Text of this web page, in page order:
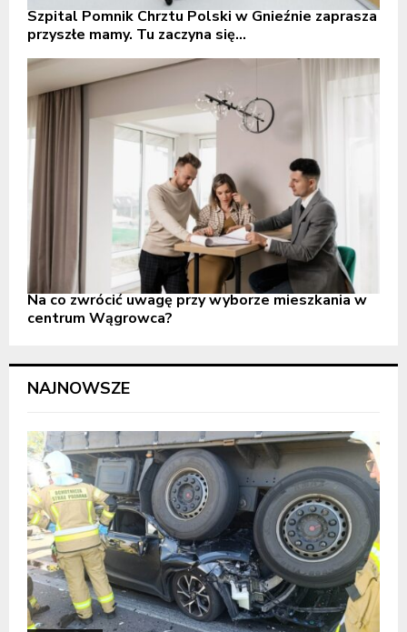
Szpital Pomnik Chrztu Polski w Gnieźnie zaprasza
przyszłe mamy. Tu zaczyna się...
Na co zwrócić uwagę przy wyborze mieszkania w
centrum Wągrowca?
NAJNOWSZE